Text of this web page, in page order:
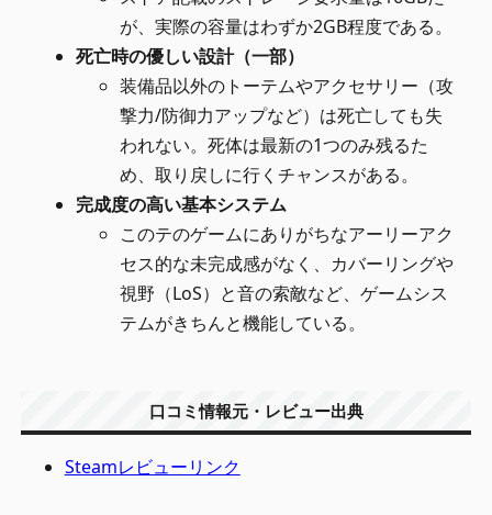
が、実際の容量はわずか2GB程度である。
死亡時の優しい設計（一部）
装備品以外のトーテムやアクセサリー（攻
撃力/防御力アップなど）は死亡しても失
われない。死体は最新の1つのみ残るた
め、取り戻しに行くチャンスがある。
完成度の高い基本システム
このテのゲームにありがちなアーリーアク
セス的な未完成感がなく、カバーリングや
視野（LoS）と音の索敵など、ゲームシス
テムがきちんと機能している。
口コミ情報元・レビュー出典
Steamレビューリンク